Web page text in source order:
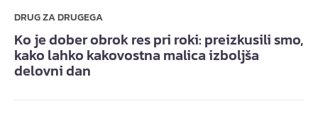
DRUG ZA DRUGEGA
Ko je dober obrok res pri roki: preizkusili smo,
kako lahko kakovostna malica izboljša
delovni dan